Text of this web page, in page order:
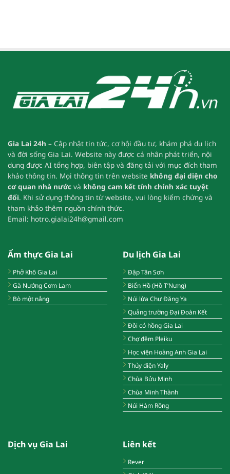
Gia Lai 24h – Cập nhật tin tức, cơ hội đầu tư, khám phá du lịch
và đời sống Gia Lai. Website này được cá nhân phát triển, nội
dung được AI tổng hợp, biên tập và đăng tải với mục đích tham
khảo thông tin. Mọi thông tin trên website không đại diện cho
cơ quan nhà nước và không cam kết tính chính xác tuyệt
đối. Khi sử dụng thông tin từ website, vui lòng kiểm chứng và
tham khảo thêm nguồn chính thức.
Email: hotro.gialai24h@gmail.com
Ẩm thực Gia Lai
Phở Khô Gia Lai
Gà Nướng Cơm Lam
Bò một nắng
Du lịch Gia Lai
Đập Tân Sơn
Biển Hồ (Hồ T’Nưng)
Núi lửa Chư Đăng Ya
Quảng trường Đại Đoàn Kết
Đồi cỏ hồng Gia Lai
Chợ đêm Pleiku
Học viện Hoàng Anh Gia Lai
Thủy điện Yaly
Chùa Bửu Minh
Chùa Minh Thành
Núi Hàm Rồng
Dịch vụ Gia Lai Liên kết
Rever